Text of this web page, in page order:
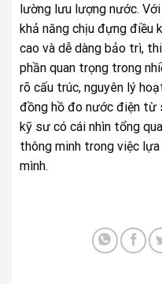
lường lưu lượng nước.
khả năng chịu đựng điều
cao và dễ dàng bảo trì,
phần quan trọng trong
rõ cấu trúc, nguyên lý
đồng hồ đo nước điện từ
kỹ sư có cái nhìn tổng
thông minh trong việc
mình.